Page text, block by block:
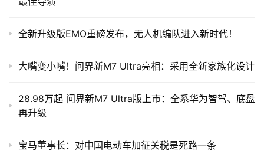
全新升级版EMO重磅发布，无人机编队进入新时代！
大嘴变小嘴！问界新M7 Ultra亮相：采用全新家族化设计
28.98万起 问界新M7 Ultra版上市：全系华为智驾、底盘
再升级
宝马董事长：对中国电动车加征关税是死路一条